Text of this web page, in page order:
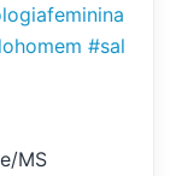
#sal
MS